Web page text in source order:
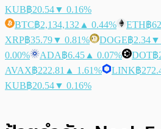
KUB฿20.54▼ 0.16%
BTC฿2,134,132 ▲ 0.44% ETH฿
XRP฿35.79▼ 0.81% DOGE฿2.34▼
0.00%
ADA฿6.45 ▲ 0.07% DOT฿
AVAX฿222.81 ▲ 1.61% LINK฿
KUB฿20.54▼ 0.16%